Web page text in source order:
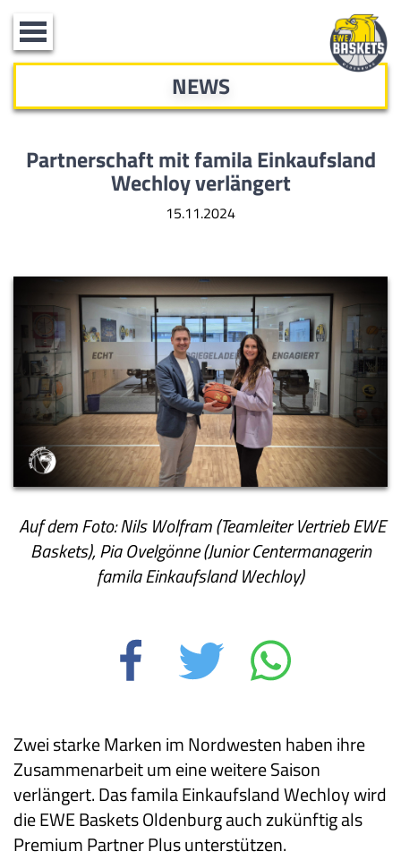
Toggle
navigation
NEWS
Partnerschaft mit famila Einkaufsland
Wechloy verlängert
15.11.2024
Auf dem Foto: Nils Wolfram (Teamleiter Vertrieb EWE
Baskets), Pia Ovelgönne (Junior Centermanagerin
famila Einkaufsland Wechloy)
Zwei starke Marken im Nordwesten haben ihre
Zusammenarbeit um eine weitere Saison
verlängert. Das famila Einkaufsland Wechloy wird
die EWE Baskets Oldenburg auch zukünftig als
Premium Partner Plus unterstützen.